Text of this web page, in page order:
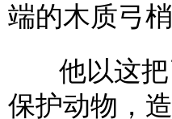
端的木质弓
他以这把
保护动物，